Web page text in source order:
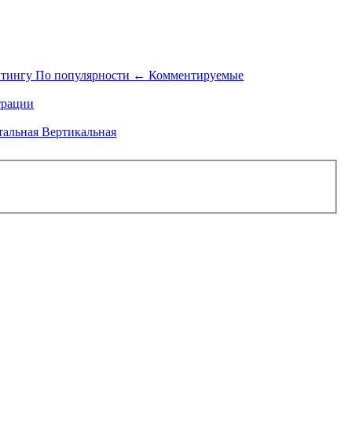
По популярности ← Комментируемые
Вертикальная